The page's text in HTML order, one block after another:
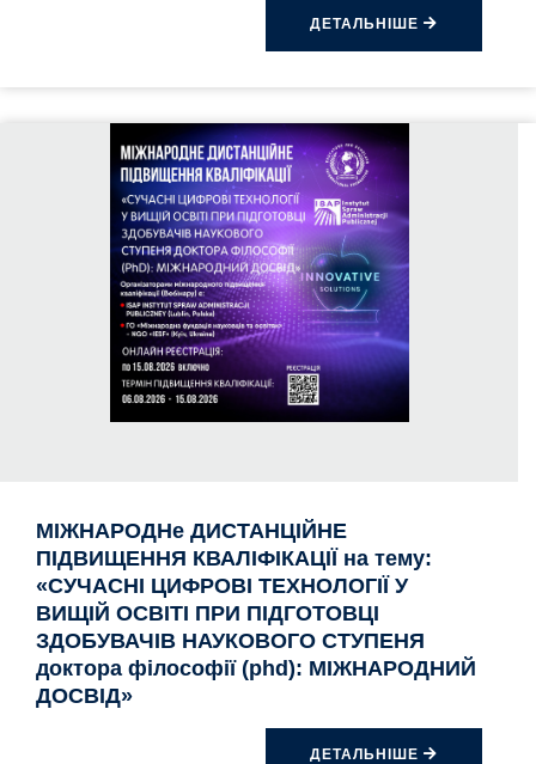
ДЕТАЛЬНІШЕ
МІЖНАРОДНе ДИСТАНЦІЙНЕ
ПІДВИЩЕННЯ КВАЛІФІКАЦІЇ на тему:
«СУЧАСНІ ЦИФРОВІ ТЕХНОЛОГІЇ У
ВИЩІЙ ОСВІТІ ПРИ ПІДГОТОВЦІ
ЗДОБУВАЧІВ НАУКОВОГО СТУПЕНЯ
доктора філософії (phd): МІЖНАРОДНИЙ
ДОСВІД»
ДЕТАЛЬНІШЕ